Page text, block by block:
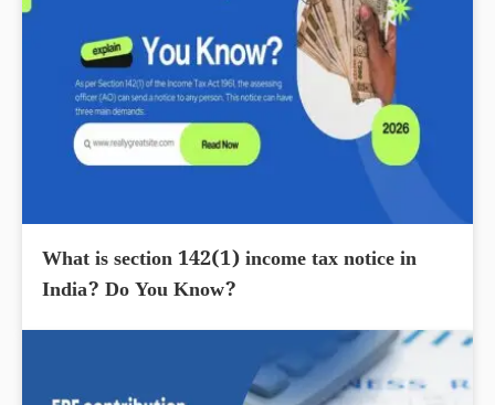
What is section 142(1) income tax notice in
India? Do You Know?